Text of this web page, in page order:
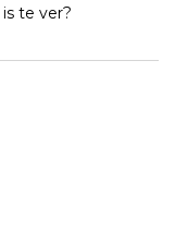
te ver?